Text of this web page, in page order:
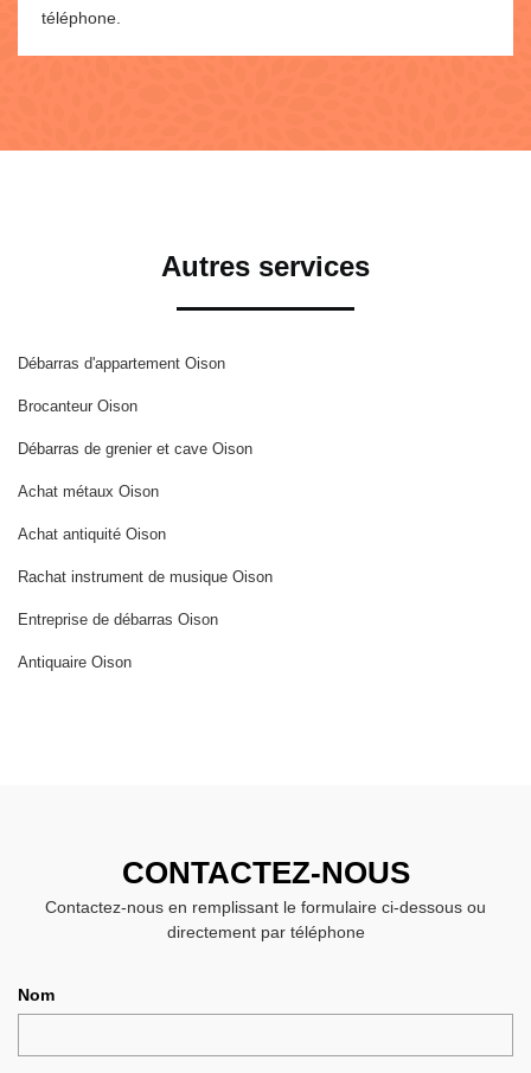
téléphone.
Autres services
Débarras d'appartement Oison
Brocanteur Oison
Débarras de grenier et cave Oison
Achat métaux Oison
Achat antiquité Oison
Rachat instrument de musique Oison
Entreprise de débarras Oison
Antiquaire Oison
CONTACTEZ-NOUS
Contactez-nous en remplissant le formulaire ci-dessous ou
directement par téléphone
Nom